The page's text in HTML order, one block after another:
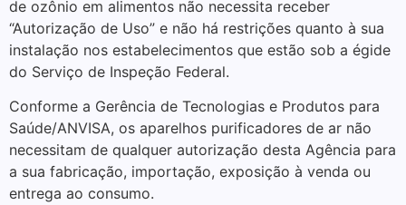
de ozônio em alimentos não necessita receber
“Autorização de Uso” e não há restrições quanto à sua
instalação nos estabelecimentos que estão sob a égide
do Serviço de Inspeção Federal.
Conforme a Gerência de Tecnologias e Produtos para
Saúde/ANVISA, os aparelhos purificadores de ar não
necessitam de qualquer autorização desta Agência para
a sua fabricação, importação, exposição à venda ou
entrega ao consumo.